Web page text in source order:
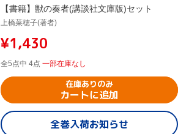
【書籍】獣の奏者(講談社文庫版)セット
上橋菜穂子(著者)
¥1,430
全5点中 4点 一部在庫なし
在庫ありのみ
カートに追加
全巻入荷お知らせ